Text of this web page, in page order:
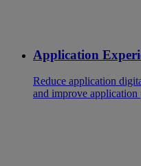
Application
Reduce application
and improve application